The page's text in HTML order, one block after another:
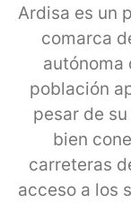
Ardisa es un
comarca
autónoma
población
pesar de
bien
carreteras
acceso a los